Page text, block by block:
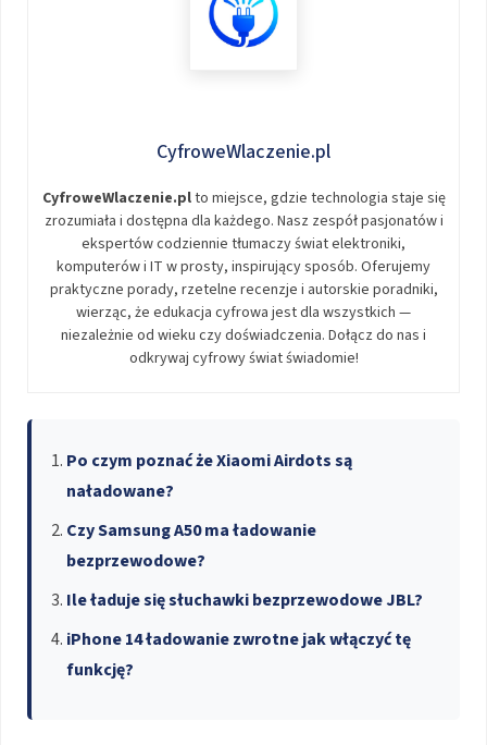
CyfroweWlaczenie.pl
CyfroweWlaczenie.plto miejsce, gdzie technologia staje się
zrozumiała i dostępna dla każdego. Nasz zespół pasjonatów i
ekspertów codziennie tłumaczy świat elektroniki,
komputerów i IT w prosty, inspirujący sposób. Oferujemy
praktyczne porady, rzetelne recenzje i autorskie poradniki,
wierząc, że edukacja cyfrowa jest dla wszystkich —
niezależnie od wieku czy doświadczenia. Dołącz do nas i
odkrywaj cyfrowy świat świadomie!
Po czym poznać że Xiaomi Airdots są
naładowane?
Czy Samsung A50 ma ładowanie
bezprzewodowe?
Ile ładuje się słuchawki bezprzewodowe JBL?
iPhone 14 ładowanie zwrotne jak włączyć tę
funkcję?